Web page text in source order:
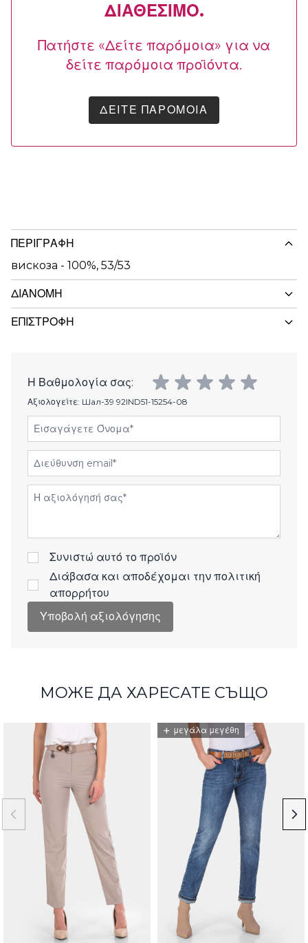
ΔΙΑΘΈΣΙΜΟ.
Πατήστε «Δείτε παρόμοια» για να
δείτε παρόμοια προϊόντα.
ΔΕΊΤΕ ΠΑΡΌΜΟΙΑ
ΠΕΡΙΓΡΑΦΉ
вискоза - 100%, 53/53
ΔΙΑΝΟΜΉ
ΕΠΙΣΤΡΟΦΉ
Η Βαθμολογία σας:
Αξιολογείτε: Шал-39 92IND51-15254-08
Εισαγάγετε Όνομα
Διεύθυνση email
Αξιολόγηση
Συνιστώ αυτό το προϊόν
Διάβασα και αποδέχομαι την πολιτική
απορρήτου
Υποβολή αξιολόγησης
МОЖЕ ДА ХАРЕСАТЕ СЪЩО
+ μεγάλα μεγέθη